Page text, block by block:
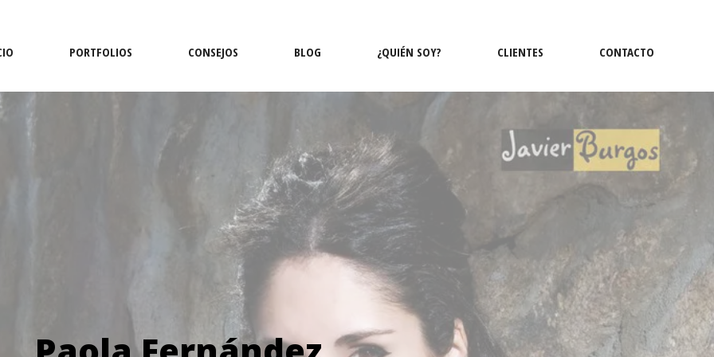
PORTFOLIOS CONSEJOS BLOG ¿QUIÉN SOY? CLIENTES CONTACTO